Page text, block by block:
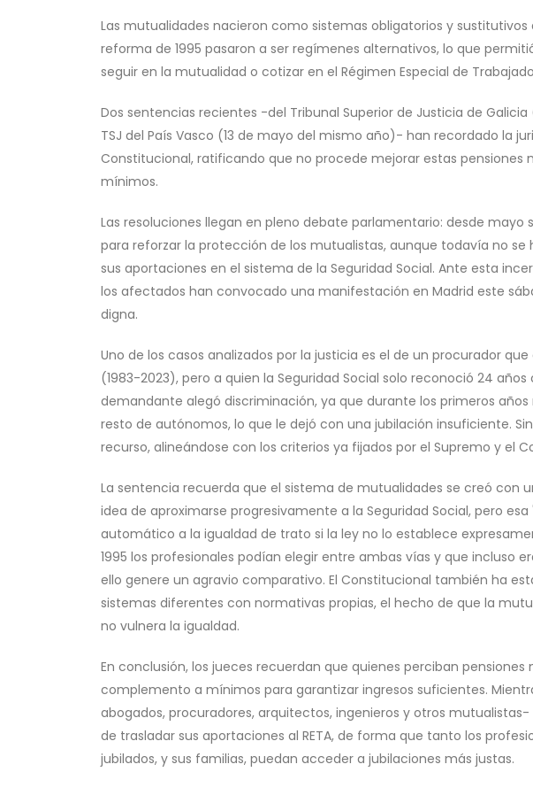
Las mutualidades nacieron como sistemas obligatorios y sustitutivos
reforma de 1995 pasaron a ser regímenes alternativos, lo que
seguir en la mutualidad o cotizar en el Régimen Especial de
Dos sentencias recientes -del Tribunal Superior de Justicia de
TSJ del País Vasco (13 de mayo del mismo año)- han recordado la
Constitucional, ratificando que no procede mejorar estas pensiones
mínimos.
Las resoluciones llegan en pleno debate parlamentario: desde mayo
para reforzar la protección de los mutualistas, aunque todavía no
sus aportaciones en el sistema de la Seguridad Social. Ante esta
los afectados han convocado una manifestación en Madrid este
digna.
Uno de los casos analizados por la justicia es el de un procurador
(1983-2023), pero a quien la Seguridad Social solo reconoció 24
demandante alegó discriminación, ya que durante los primeros años
resto de autónomos, lo que le dejó con una jubilación insuficiente.
recurso, alineándose con los criterios ya fijados por el Supremo y el
La sentencia recuerda que el sistema de mutualidades se creó con
idea de aproximarse progresivamente a la Seguridad Social, pero
automático a la igualdad de trato si la ley no lo establece
1995 los profesionales podían elegir entre ambas vías y que incluso
ello genere un agravio comparativo. El Constitucional también ha
sistemas diferentes con normativas propias, el hecho de que la
no vulnera la igualdad.
En conclusión, los jueces recuerdan que quienes perciban
complemento a mínimos para garantizar ingresos suficientes.
abogados, procuradores, arquitectos, ingenieros y otros
de trasladar sus aportaciones al RETA, de forma que tanto los
jubilados, y sus familias, puedan acceder a jubilaciones más justas.